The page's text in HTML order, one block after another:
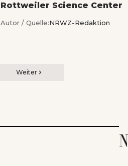
Rottweiler Science Center
Autor / Quelle:NRWZ-Redaktion
Weiter